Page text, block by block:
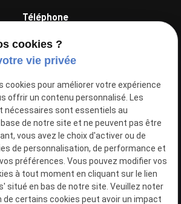
Téléphone
Adresse
Berthelot, Les Espaluns
La Valette-du-Var
Réseaux sociaux
Tantan Barbershop
Salon de coiffure àLA VALETTE-DU-VAR
cookies ?
vie privée
cookies pour améliorer votre expérience
offrir un contenu personnalisé. Les
nécessaires sont essentiels au
de notre site et ne peuvent pas être
vous avez le choix d'activer ou de
de personnalisation, de performance et
préférences. Vous pouvez modifier vos
à tout moment en cliquant sur le lien
situé en bas de notre site. Veuillez noter
de certains cookies peut avoir un impact